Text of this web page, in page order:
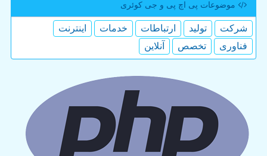
موضوعات پی اچ پی و جی كوئری
شركت تولید ارتباطات خدمات
اینترنت
فناوری
تخصص آنلاین